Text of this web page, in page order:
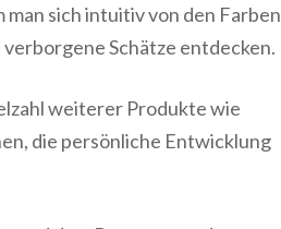
man sich intuitiv von den Farben
Schätze entdecken.
weiterer Produkte wie
die persönliche Entwicklung